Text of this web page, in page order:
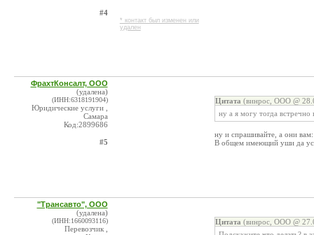
#4
* контакт был изменен или
удален
ФрахтКонсалт, ООО
(удалена)
(ИНН:6318191904)
Юридические услуги ,
Самара
Код:2899686
#5
Цитата (винрос, ООО @
ну а я могу тогда встречно
ну и спрашивайте, а они
В общем имеющий уши да
"Трансавто", ООО
(удалена)
(ИНН:1660093116)
Перевозчик ,
Цитата (винрос, ООО @